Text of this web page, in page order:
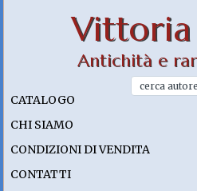
Antichità e
CATALOGO
CHI SIAMO
CONDIZIONI DI VENDITA
CONTATTI